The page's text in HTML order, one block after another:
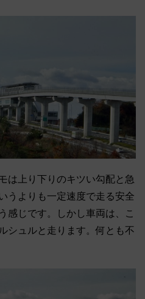
は上り下りのキツい勾配と急
うよりも一定速度で走る安全
感じです。しかし車両は、こ
シュルと走ります。何とも不